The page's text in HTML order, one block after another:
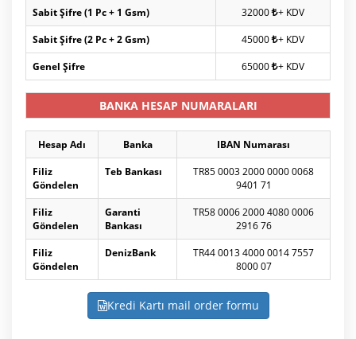
Sabit Şifre (1 Pc + 1 Gsm)
32000 + KDV
Sabit Şifre (2 Pc + 2 Gsm)
45000 + KDV
Genel Şifre
65000 + KDV
BANKA HESAP NUMARALARI
Hesap Adı Banka
IBAN Numarası
Filiz
Göndelen
Teb Bankası
TR85 0003 2000 0000 0068
9401 71
Filiz
Göndelen
Garanti
Bankası
TR58 0006 2000 4080 0006
2916 76
Filiz
Göndelen
DenizBank
TR44 0013 4000 0014 7557
8000 07
Kredi Kartı mail order formu